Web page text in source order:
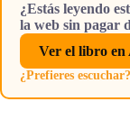
¿Estás leyendo
la web sin pagar
Ver el libro
¿Prefieres